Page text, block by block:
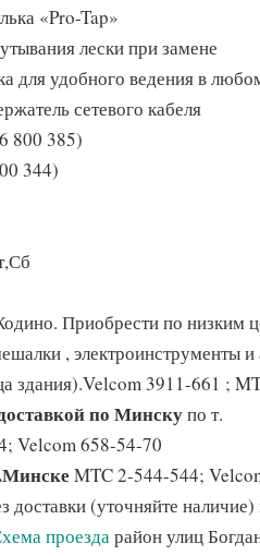
«Pro-Tap»
лески при замене
для удобного ведения в
сетевого кабеля
800 385)
344)
Приобрести по низким
,
здания).Velcom 3911-661 ;
по Минскупо т.
Velcom 658-54-70
MTC 2-544-544;
доставки (уточняйте
проездарайон улиц